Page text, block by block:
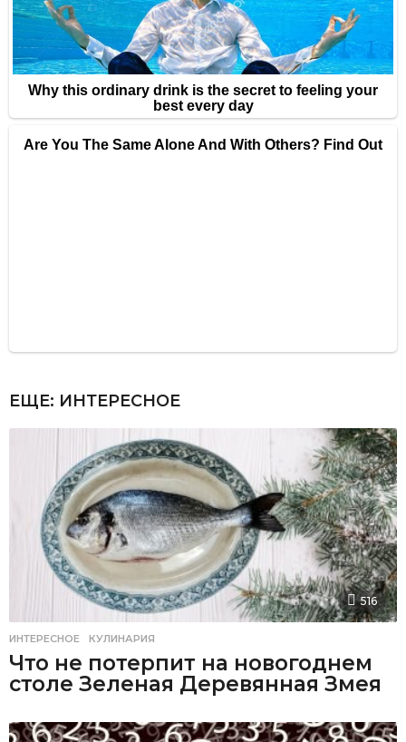
ЕЩЕ: ИНТЕРЕСНОЕ
516
ИНТЕРЕСНОЕ ,КУЛИНАРИЯ
Что не потерпит на новогоднем
столе Зеленая Деревянная Змея